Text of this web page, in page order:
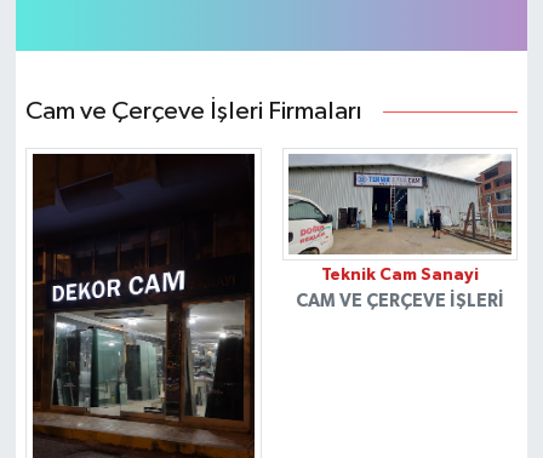
Cam ve Çerçeve İşleri Firmaları
Teknik Cam Sanayi
CAM VE ÇERÇEVE İŞLERI